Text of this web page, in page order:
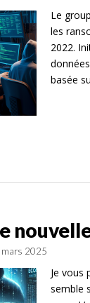
Le
les
2022.
basée
2025
Je vous
semble